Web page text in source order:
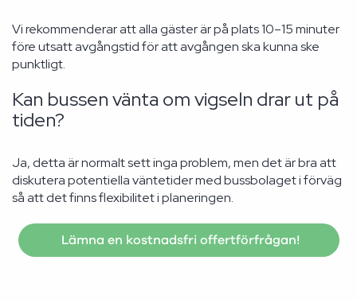
Vi rekommenderar att alla gäster är på plats 10–15 minuter
före utsatt avgångstid för att avgången ska kunna ske
punktligt.
Kan bussen vänta om vigseln drar ut på
tiden?
Ja, detta är normalt sett inga problem, men det är bra att
diskutera potentiella väntetider med bussbolaget i förväg
så att det finns flexibilitet i planeringen.
Lämna en kostnadsfri offertförfrågan!